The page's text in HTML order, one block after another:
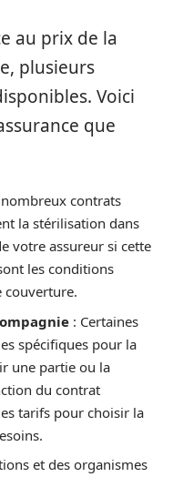
au prix de la
plusieurs
Voici
que
nombreux contrats
la stérilisation dans
votre assureur si cette
les conditions
couverture.
: Certaines
spécifiques pour la
une partie ou la
du contrat
tarifs pour choisir la
et des organismes